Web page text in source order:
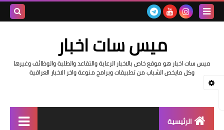
ميس سات اخبار
ميس سات اخبار هو موقع خاص بالاخبار الرعاية والتقاعد والطلبة والوظائف وغيرها
وكل مايخص الشباب من تطبيقات وبرامج منوعة واخر الاخبار العراقية
الرئيسية